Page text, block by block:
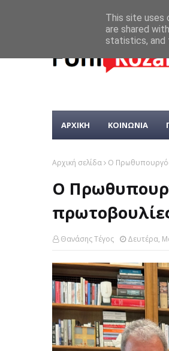
ΑΡΧΙΚΗ ΚΟΙΝΩΝΙΑ
Αρχική σελίδα Ο Πρωθυπουργός
Ο
Θανάσης Τέγος Δευτέρα,
This site uses
are shared
statistics, and